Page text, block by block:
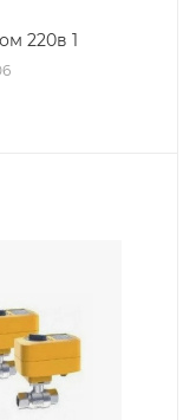
220в 1